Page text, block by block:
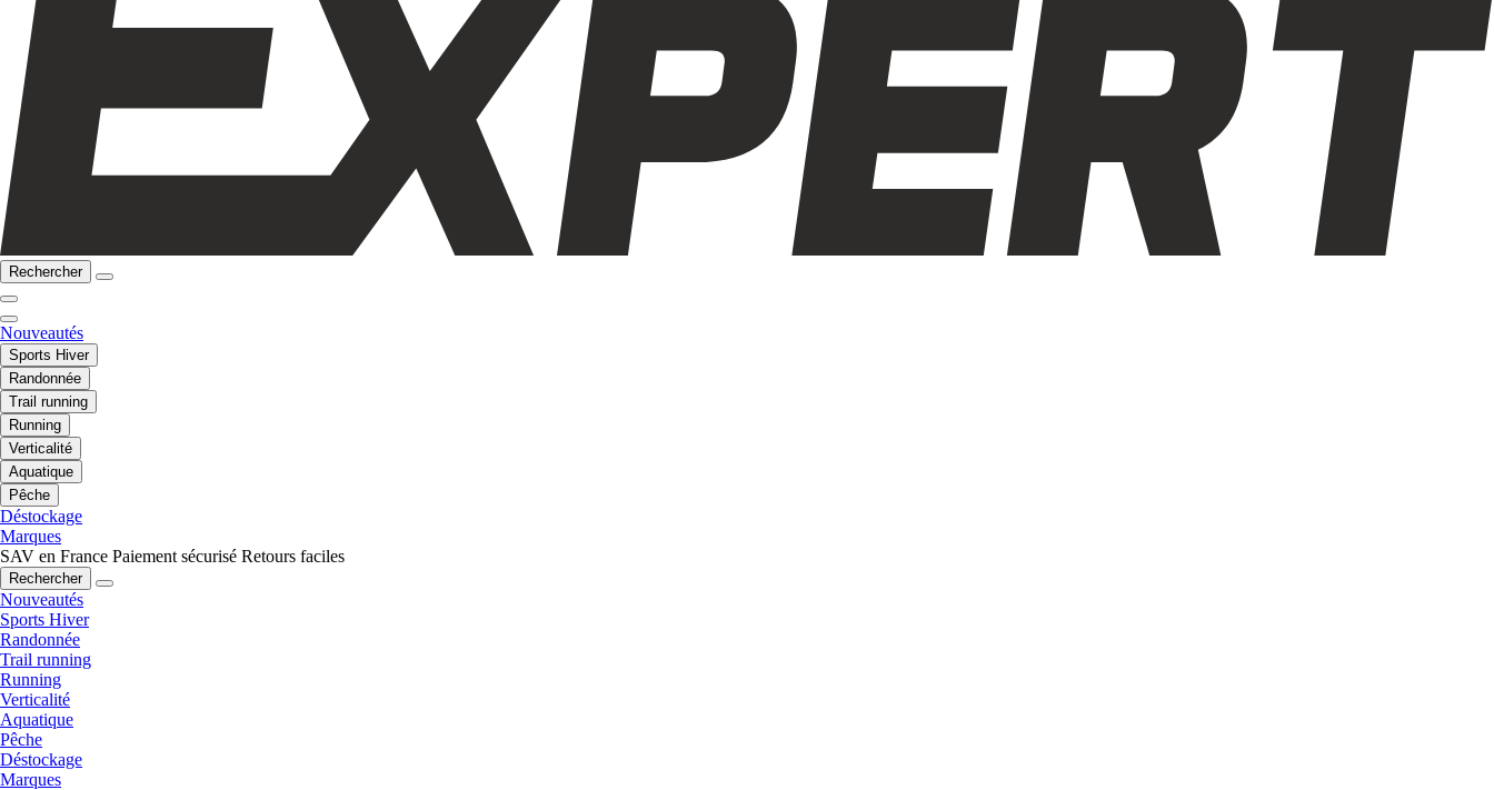
Rechercher
Nouveautés
Sports Hiver
Randonnée
Trail running
Running
Verticalité
Aquatique
Pêche
Déstockage
Marques
SAV en France Paiement sécurisé Retours faciles
Rechercher
Nouveautés
Sports Hiver
Randonnée
Trail running
Running
Verticalité
Aquatique
Pêche
Déstockage
Marques